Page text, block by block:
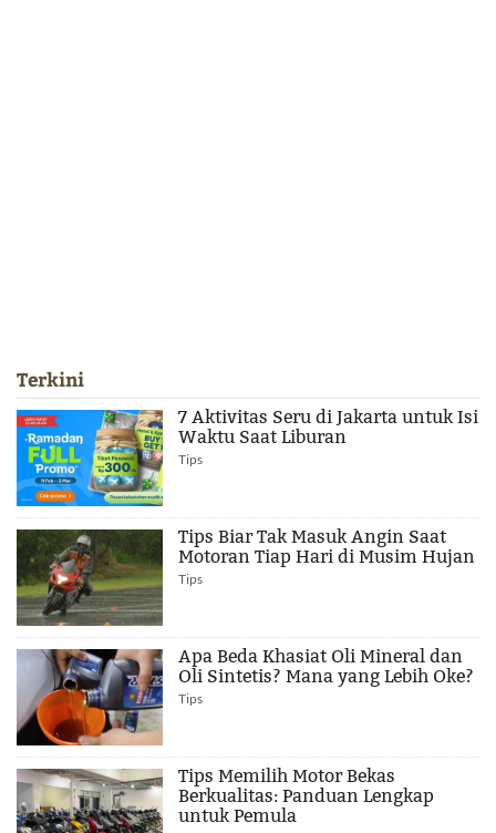
Terkini
7 Aktivitas Seru di Jakarta untuk Isi
Waktu Saat Liburan
Tips
Tips Biar Tak Masuk Angin Saat
Motoran Tiap Hari di Musim Hujan
Tips
Apa Beda Khasiat Oli Mineral dan
Oli Sintetis? Mana yang Lebih Oke?
Tips
Tips Memilih Motor Bekas
Berkualitas: Panduan Lengkap
untuk Pemula